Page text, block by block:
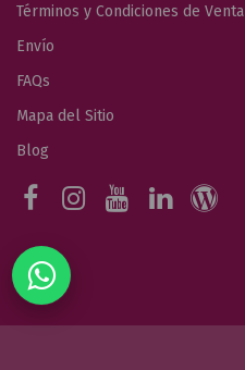
Términos y Condiciones de Venta
Envío
FAQs
Mapa del Sitio
Blog